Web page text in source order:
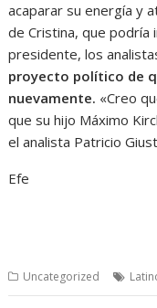
acaparar su energía y
de Cristina, que podría
presidente, los
proyecto político de
nuevamente. «Creo
que su hijo Máximo
el analista Patricio
Efe
Uncategorized